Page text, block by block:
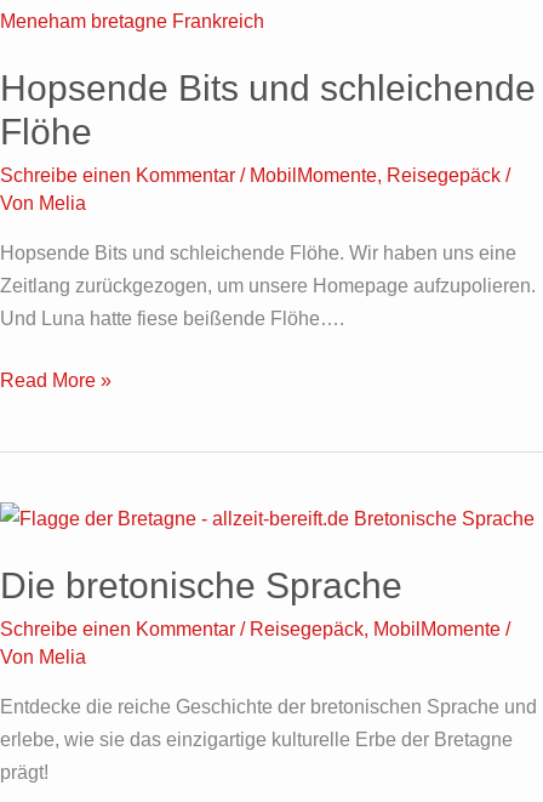
Hopsende Bits und schleichende
Flöhe
Schreibe einen Kommentar / MobilMomente, Reisegepäck /
Von Melia
Hopsende Bits und schleichende Flöhe. Wir haben uns eine
Zeitlang zurückgezogen, um unsere Homepage aufzupolieren.
Und Luna hatte fiese beißende Flöhe….
Bits
schleichende
Flöhe
Read More »
Die bretonische Sprache
Schreibe einen Kommentar / Reisegepäck, MobilMomente /
Von Melia
Entdecke die reiche Geschichte der bretonischen Sprache und
erlebe, wie sie das einzigartige kulturelle Erbe der Bretagne
prägt!
Die
Sprache